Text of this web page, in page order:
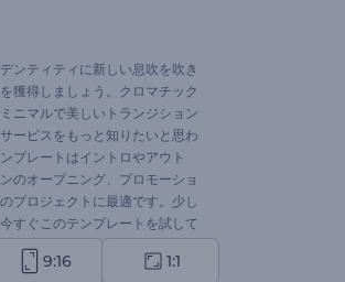
ンティティに新しい息吹を吹き
獲得しましょう。クロマチック
ニマルで美しいトランジション
ービスをもっと知りたいと思わ
プレートはイントロやアウト
のオープニング、プロモーショ
プロジェクトに最適です。少し
すぐこのテンプレートを試して
9:16 1:1